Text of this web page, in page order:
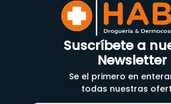
Suscríbete a
Newsletter
Se el primero en
todas nuestras